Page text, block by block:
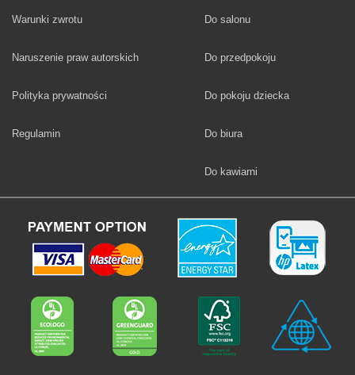
Warunki zwrotu
Naruszenie praw autorskich
Polityka prywatności
Regulamin
Fototapety
Do salonu
Fototapety
Do przedpokoju
Fototapety
Do pokoju dziecka
Fototapety
Do biura
Fototapety
Do kawiarni